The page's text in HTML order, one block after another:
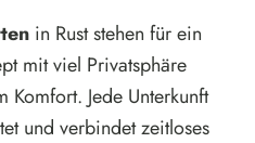
in Rust stehen für ein
mit viel Privatsphäre
Jede Unterkunft
und verbindet zeitloses